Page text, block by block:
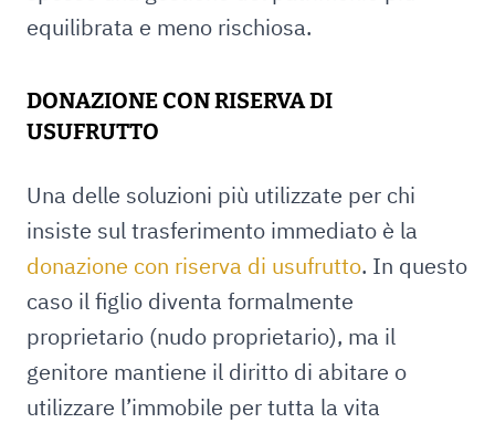
equilibrata e meno rischiosa.
DONAZIONE CON RISERVA DI
USUFRUTTO
Una delle soluzioni più utilizzate per chi
insiste sul trasferimento immediato è la
donazione con riserva di usufrutto. In questo
caso il figlio diventa formalmente
proprietario (nudo proprietario), ma il
genitore mantiene il diritto di abitare o
utilizzare l’immobile per tutta la vita